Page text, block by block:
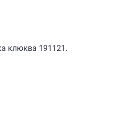
клюква 191121.